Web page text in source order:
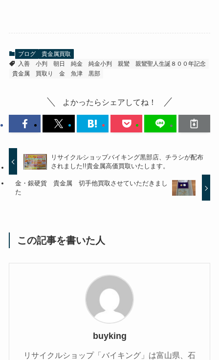
ブログ
貴金属買取
入善
小判 朝日 純金 純金小判 親鸞
親鸞聖人生誕８００年記念
貴金属
買取り 金 魚津 黒部
よかったらシェアしてね！
リサイクルショップバイキング黒部店、チラシが配布
されました!!貴金属高価買取いたします。
金・銀硬貨 貴金属 切手他買取させていただきまし
た
この記事を書いた人
buyking
リサイクルショップ「バイキング」は富山県、石